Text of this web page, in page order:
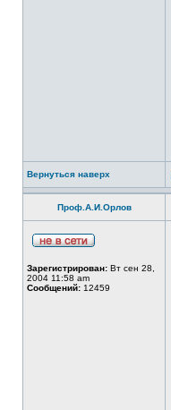
Вернуться наверх
Проф.А.И.Орлов
Зарегистрирован: Вт сен 28,
2004 11:58 am
Сообщений: 12459